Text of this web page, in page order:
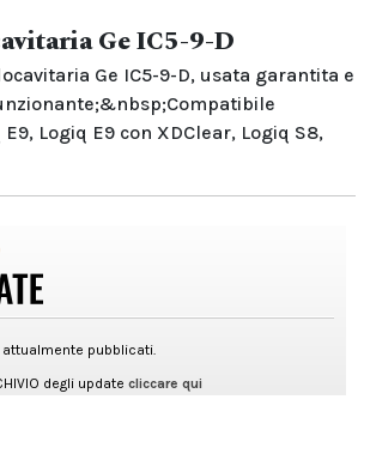
Ge IC5-9-D
Ge IC5-9-D, usata garantita e
Logiq E9 con XDClear, Logiq S8,